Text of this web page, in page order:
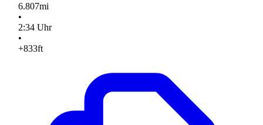
6.807mi
•
2:34Uhr
•
+833ft